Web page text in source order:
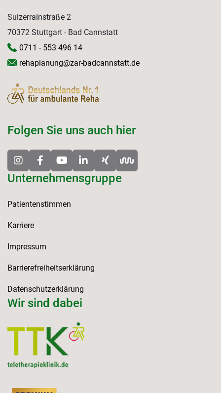
Unternehmensgruppe
Patientenstimmen
Karriere
Impressum
Barrierefreiheitserklärung
Datenschutzerklärung
Sulzerrainstraße 2
70372 Stuttgart - Bad Cannstatt
0711 - 553 496 14
rehaplanung@zar-badcannstatt.de
Folgen Sie uns auch hier
Wir sind dabei